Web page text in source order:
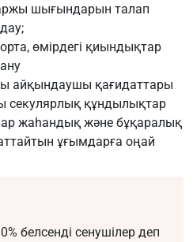
шығындарын талап
өмірдегі қиындықтар
айқындаушы қағидаттары
секулярлық құндылықтар
жаһандық және бұқаралық
ұғымдарға оңай
белсенді сенушілер деп